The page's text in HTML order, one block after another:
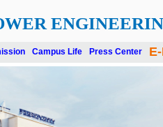
Campus Life Press Center